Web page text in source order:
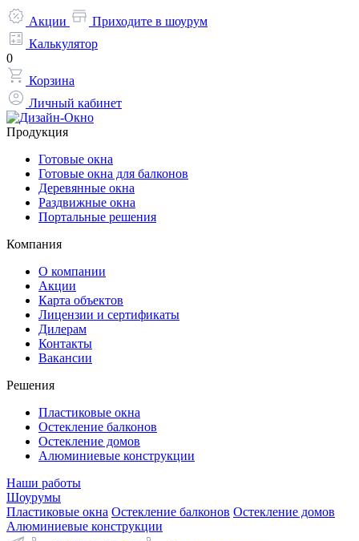
Акции
Приходите в шоурум
Калькулятор
0
Корзина
Личный кабинет
Продукция
Готовые окна
Готовые окна для балконов
Деревянные окна
Раздвижные окна
Портальные решения
Компания
О компании
Акции
Карта объектов
Лицензии и сертификаты
Дилерам
Контакты
Вакансии
Решения
Пластиковые окна
Остекление балконов
Остекление домов
Алюминиевые конструкции
Наши работы
Шоурумы
Пластиковые окна Остекление балконов Остекление домов
Алюминиевые конструкции